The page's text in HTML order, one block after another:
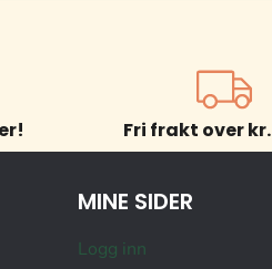
Fri frakt over
MINE SIDER
Logg inn